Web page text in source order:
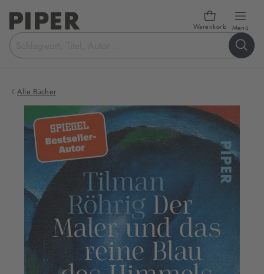
Warenkorb Menü
Suchbegriff
eingeben
Alle Bücher
Produktbilder
zum